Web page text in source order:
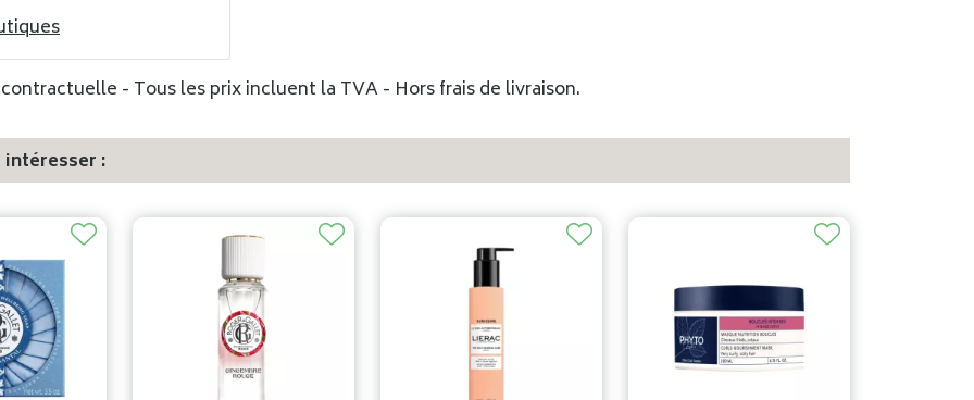
- Tous les prix incluent la TVA - Hors frais de livraison.
: